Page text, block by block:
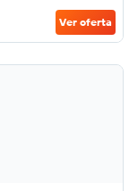
Ver oferta